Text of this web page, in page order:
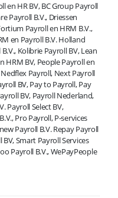
en HR BV, BC Group Payroll
Payroll B.V., Driessen
Payroll en HRM B.V.,
en Payroll B.V. Holland
Kolibrie Payroll BV, Lean
HRM BV, People Payroll en
Payroll, Next Payroll
BV, Pay to Payroll, Pay
BV, Payroll Nederland,
Payroll Select BV,
Pro Payroll, P-services
Payroll B.V. Repay Payroll
BV, Smart Payroll Services
Payroll B.V., WePayPeople